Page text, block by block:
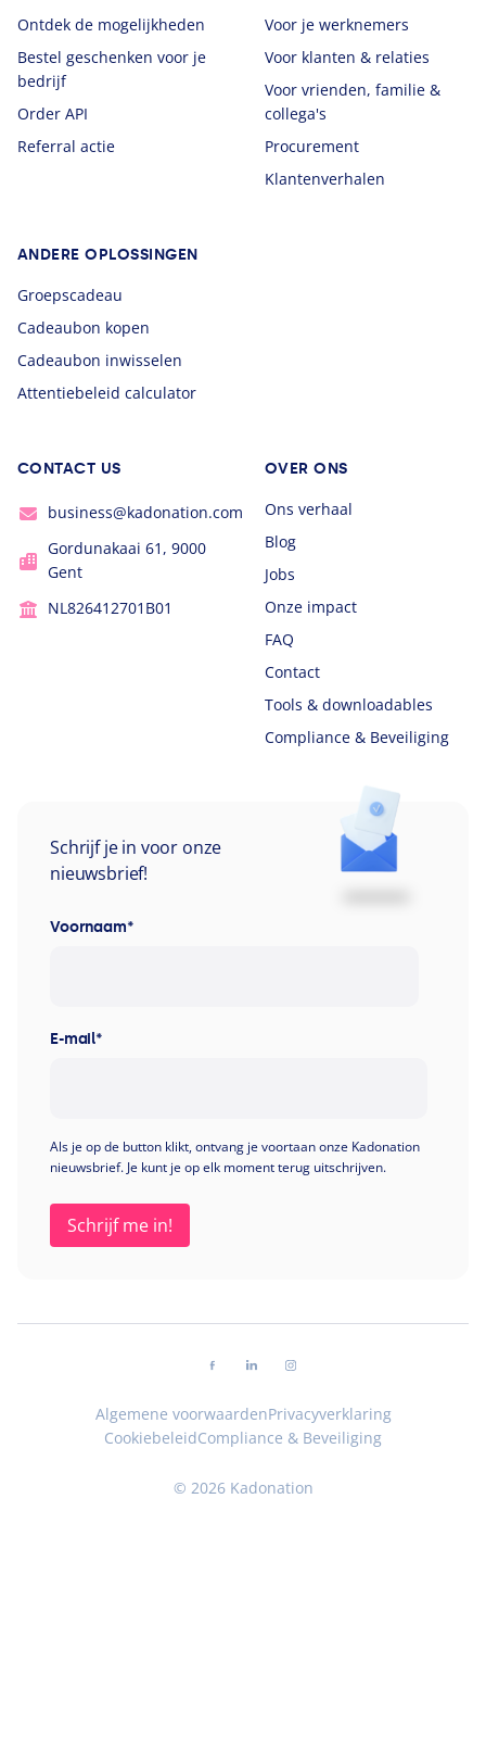
Ontdek de mogelijkheden
Bestel geschenken voor je
bedrijf
Order API
Referral actie
Voor je werknemers
Voor klanten & relaties
Voor vrienden, familie &
collega's
Procurement
Klantenverhalen
ANDERE OPLOSSINGEN
Groepscadeau
Cadeaubon kopen
Cadeaubon inwisselen
Attentiebeleid calculator
CONTACT US
business@kadonation.com
Gordunakaai 61, 9000
Gent
NL826412701B01
OVER ONS
Ons verhaal
Blog
Jobs
Onze impact
FAQ
Contact
Tools & downloadables
Compliance & Beveiliging
Schrijf je in voor onze
nieuwsbrief!
Voornaam*
E-mail*
Als je op de button klikt, ontvang je voortaan onze Kadonation
nieuwsbrief. Je kunt je op elk moment terug uitschrijven.
© 2026 Kadonation
Algemene voorwaardenPrivacyverklaring
CookiebeleidCompliance & Beveiliging
Volg ons op facebook
Volg ons op linkedin
Volg ons op instagram